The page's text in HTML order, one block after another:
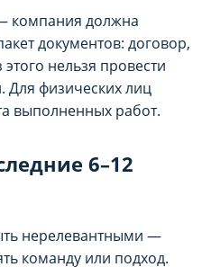
компания должна
документов: договор,
нельзя провести
Для физических лиц
выполненных работ.
6–12
нерелевантными —
команду или подход.